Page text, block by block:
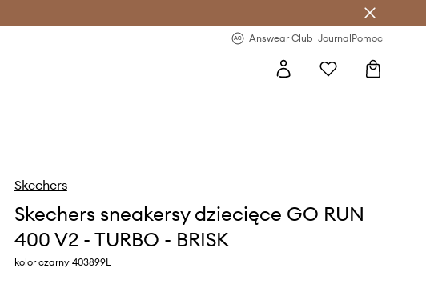
Answear Club JournalPomoc
Skechers
Skechers sneakersy dziecięce GO RUN
400 V2 - TURBO - BRISK
kolor czarny 403899L